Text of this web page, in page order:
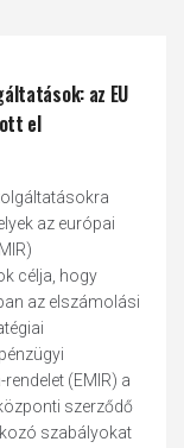
az EU
el
az európai
célja, hogy
az elszámolási
(EMIR) a
szerződő
szabályokat